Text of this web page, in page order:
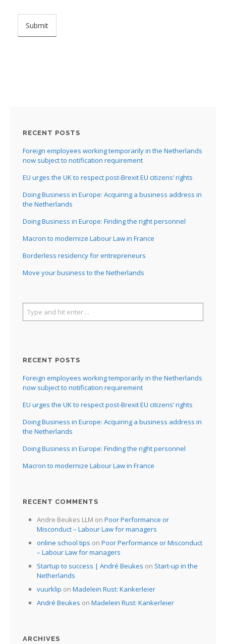
RECENT POSTS
Foreign employees working temporarily in the Netherlands
now subject to notification requirement
EU urges the UK to respect post-Brexit EU citizens’ rights
Doing Business in Europe: Acquiring a business address in
the Netherlands
Doing Business in Europe: Finding the right personnel
Macron to modernize Labour Law in France
Borderless residency for entrepreneurs
Move your business to the Netherlands
RECENT POSTS
Foreign employees working temporarily in the Netherlands
now subject to notification requirement
EU urges the UK to respect post-Brexit EU citizens’ rights
Doing Business in Europe: Acquiring a business address in
the Netherlands
Doing Business in Europe: Finding the right personnel
Macron to modernize Labour Law in France
RECENT COMMENTS
Andre Beukes LLM on Poor Performance or
Misconduct – Labour Law for managers
online school tips on Poor Performance or Misconduct
– Labour Law for managers
Startup to success | André Beukes on Start-up in the
Netherlands
vuurklip on Madelein Rust: Kankerleier
André Beukes on Madelein Rust: Kankerleier
ARCHIVES